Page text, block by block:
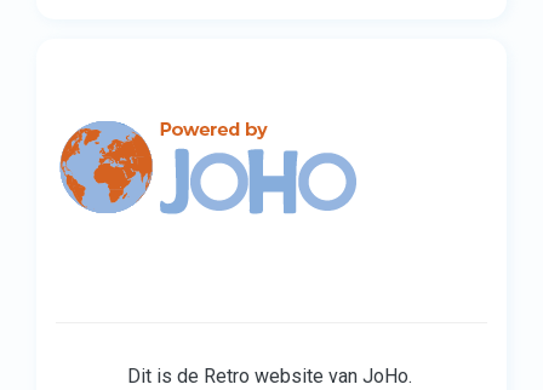
Dit is de Retro website van JoHo.